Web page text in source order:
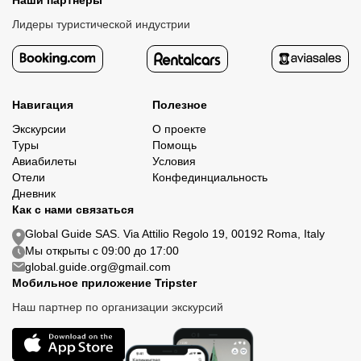
Лидеры туристической индустрии
Навигация
Экскурсии
Туры
Авиабилеты
Отели
Дневник
Полезное
О проекте
Помощь
Условия
Конфединциальность
Как с нами связаться
Global Guide SAS. Via Attilio Regolo 19, 00192 Roma, Italy
Мы открыты с 09:00 до 17:00
global.guide.org@gmail.com
Мобильное приложение Tripster
Наш партнер по организации экскурсий